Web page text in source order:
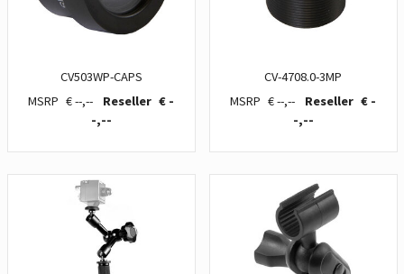
CV503WP-CAPS
€ --,--
€ -
-,--
CV-4708.0-3MP
€ --,--
€ -
-,--